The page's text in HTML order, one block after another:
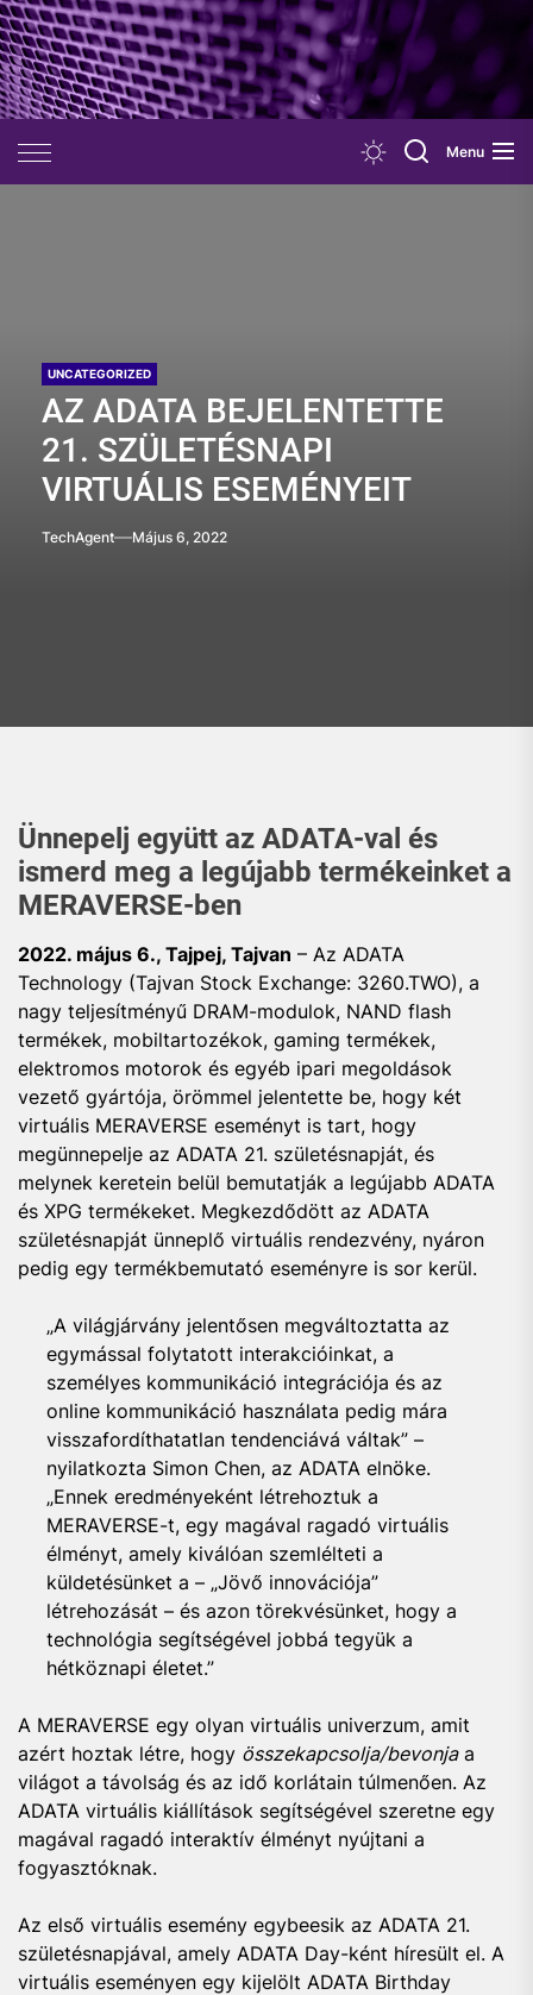
Skip
to
the
content
Menu
UNCATEGORIZED
AZ ADATA BEJELENTETTE
21. SZÜLETÉSNAPI
VIRTUÁLIS ESEMÉNYEIT
TechAgent Május 6, 2022
Ünnepelj együtt az ADATA-val és
ismerd meg a legújabb termékeinket a
MERAVERSE-ben
2022. május 6., Tajpej, Tajvan – Az ADATA
Technology (Tajvan Stock Exchange: 3260.TWO), a
nagy teljesítményű DRAM-modulok, NAND flash
termékek, mobiltartozékok, gaming termékek,
elektromos motorok és egyéb ipari megoldások
vezető gyártója, örömmel jelentette be, hogy két
virtuális MERAVERSE eseményt is tart, hogy
megünnepelje az ADATA 21. születésnapját, és
melynek keretein belül bemutatják a legújabb ADATA
és XPG termékeket. Megkezdődött az ADATA
születésnapját ünneplő virtuális rendezvény, nyáron
pedig egy termékbemutató eseményre is sor kerül.
„A világjárvány jelentősen megváltoztatta az
egymással folytatott interakcióinkat, a
személyes kommunikáció integrációja és az
online kommunikáció használata pedig mára
visszafordíthatatlan tendenciává váltak” –
nyilatkozta Simon Chen, az ADATA elnöke.
„Ennek eredményeként létrehoztuk a
MERAVERSE-t, egy magával ragadó virtuális
élményt, amely kiválóan szemlélteti a
küldetésünket a – „Jövő innovációja”
létrehozását – és azon törekvésünket, hogy a
technológia segítségével jobbá tegyük a
hétköznapi életet.”
A MERAVERSE egy olyan virtuális univerzum, amit
azért hoztak létre, hogy összekapcsolja/bevonjaa
világot a távolság és az idő korlátain túlmenően. Az
ADATA virtuális kiállítások segítségével szeretne egy
magával ragadó interaktív élményt nyújtani a
fogyasztóknak.
Az első virtuális esemény egybeesik az ADATA 21.
születésnapjával, amely ADATA Day-ként híresült el. A
virtuális eseményen egy kijelölt ADATA Birthday